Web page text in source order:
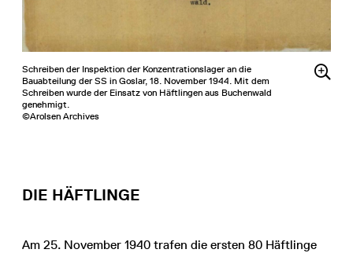
Schreiben der Inspektion der Konzentrationslager an die
Bauabteilung der SS in Goslar, 18. November 1944. Mit dem
Schreiben wurde der Einsatz von Häftlingen aus Buchenwald
genehmigt.
©Arolsen Archives
DIE HÄFTLINGE
Am 25. November 1940 trafen die ersten 80 Häftlinge